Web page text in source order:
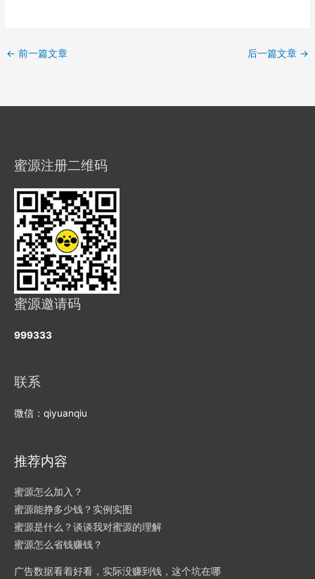
← 前一篇文章 后一篇文章 →
蜜源注册二维码
蜜源邀请码
999333
联系
微信：qiyuanqiu
推荐内容
蜜源怎么加入？
蜜源能挣多少钱？实例实图
蜜源是什么？谈谈我对蜜源的理解
蜜源怎么省钱赚钱？
广告数据看着好看，实际没赚到钱，这个坑在哪